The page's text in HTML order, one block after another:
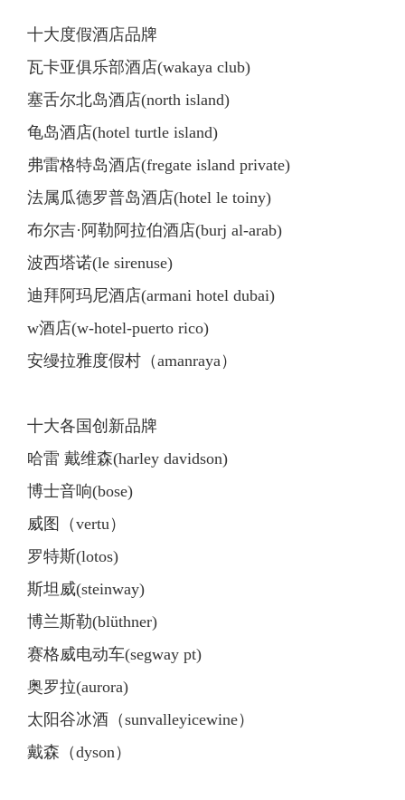
十大度假酒店品牌
瓦卡亚俱乐部酒店(wakaya club)
塞舌尔北岛酒店(north island)
龟岛酒店(hotel turtle island)
弗雷格特岛酒店(fregate island private)
法属瓜德罗普岛酒店(hotel le toiny)
布尔吉·阿勒阿拉伯酒店(burj al-arab)
波西塔诺(le sirenuse)
迪拜阿玛尼酒店(armani hotel dubai)
w酒店(w-hotel-puerto rico)
安缦拉雅度假村（amanraya）
十大各国创新品牌
哈雷 戴维森(harley davidson)
博士音响(bose)
威图（vertu）
罗特斯(lotos)
斯坦威(steinway)
博兰斯勒(blüthner)
赛格威电动车(segway pt)
奥罗拉(aurora)
太阳谷冰酒（sunvalleyicewine）
戴森（dyson）